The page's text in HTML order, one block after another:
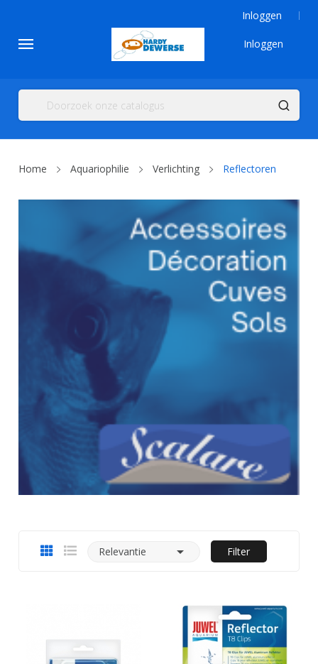
Inloggen
Inloggen
Home Aquariophilie Verlichting Reflectoren
Relevantie  Filter